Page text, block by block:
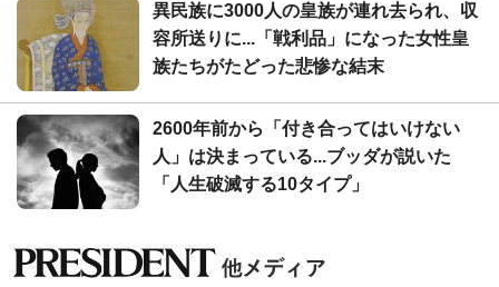
異民族に3000人の皇族が連れ去られ、収
容所送りに...「戦利品」になった女性皇
族たちがたどった悲惨な結末
2600年前から「付き合ってはいけない
人」は決まっている...ブッダが説いた
「人生破滅する10タイプ」